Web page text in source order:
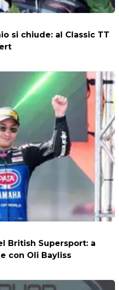
si chiude: al Classic TT
British Supersport: a
con Oli Bayliss